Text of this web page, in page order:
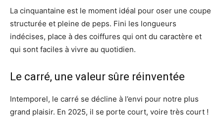
La cinquantaine est le moment idéal pour oser une coupe
structurée et pleine de peps. Fini les longueurs
indécises, place à des coiffures qui ont du caractère et
qui sont faciles à vivre au quotidien.
Le carré, une valeur sûre réinventée
Intemporel, le carré se décline à l’envi pour notre plus
grand plaisir. En 2025, il se porte court, voire très court !